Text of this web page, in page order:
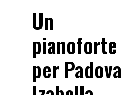
Un
pianoforte
per Padova